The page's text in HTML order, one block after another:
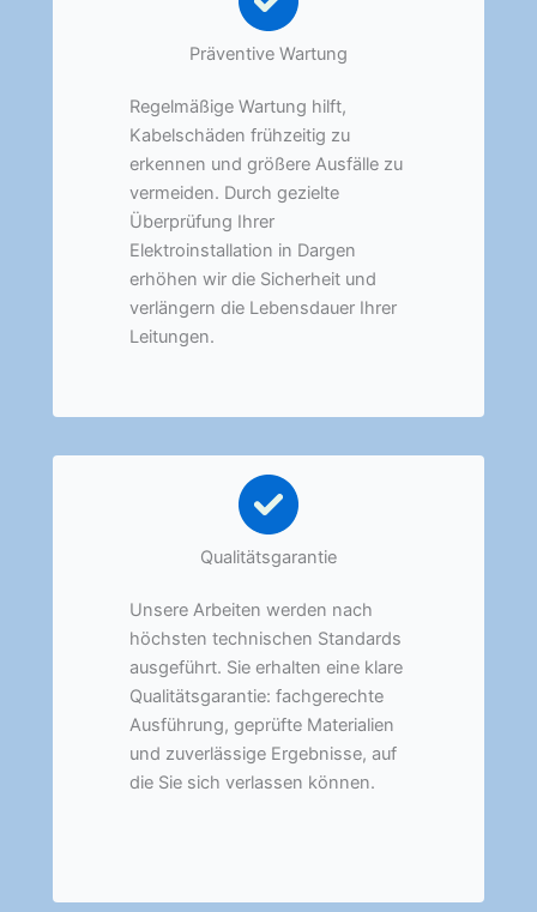
Präventive Wartung
Regelmäßige Wartung hilft,
Kabelschäden frühzeitig zu
erkennen und größere Ausfälle zu
vermeiden. Durch gezielte
Überprüfung Ihrer
Elektroinstallation in Dargen
erhöhen wir die Sicherheit und
verlängern die Lebensdauer Ihrer
Leitungen.
Qualitätsgarantie
Unsere Arbeiten werden nach
höchsten technischen Standards
ausgeführt. Sie erhalten eine klare
Qualitätsgarantie: fachgerechte
Ausführung, geprüfte Materialien
und zuverlässige Ergebnisse, auf
die Sie sich verlassen können.